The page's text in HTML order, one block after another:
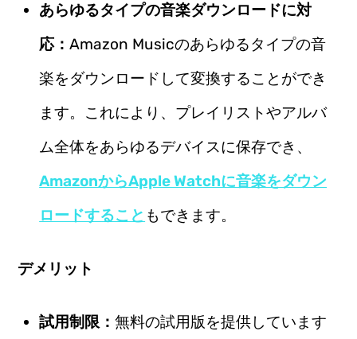
あらゆるタイプの音楽ダウンロードに対
応：Amazon Musicのあらゆるタイプの音
楽をダウンロードして変換することができ
ます。これにより、プレイリストやアルバ
ム全体をあらゆるデバイスに保存でき、
AmazonからApple Watchに音楽をダウン
ロードすること もできます。
デメリット
試用制限：無料の試用版を提供しています